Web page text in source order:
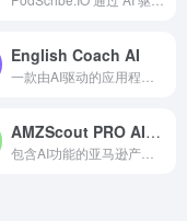
English Coach AI
AMZScout PRO AI: Amazon Product Research Tool